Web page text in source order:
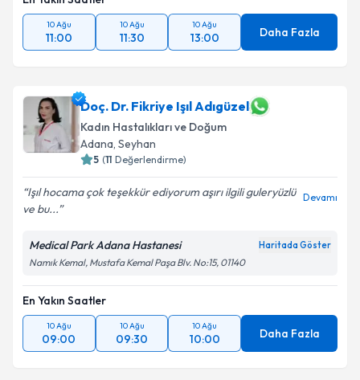
10 Ağu
11:00
10 Ağu
11:30
10 Ağu
13:00 Daha Fazla
Doç. Dr. Fikriye Işıl Adıgüzel
Kadın Hastalıkları ve Doğum
Adana, Seyhan
5 (11 Değerlendirme)
Işıl hocama çok teşekkür ediyorum aşırı ilgili guleryüzlü
ve bu...
Devamı
Medical Park Adana Hastanesi Haritada Göster
Namık Kemal, Mustafa Kemal Paşa Blv. No:15, 01140
En Yakın Saatler
10 Ağu
09:00
10 Ağu
09:30
10 Ağu
10:00 Daha Fazla